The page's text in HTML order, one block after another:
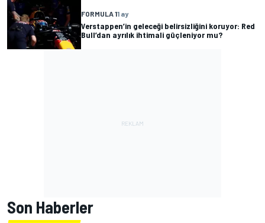
FORMULA 11 ay
Verstappen’in geleceği belirsizliğini koruyor: Red
Bull’dan ayrılık ihtimali güçleniyor mu?
Son Haberler